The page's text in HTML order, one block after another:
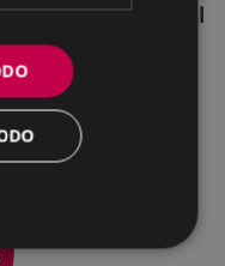
Pleno Municipal
2026